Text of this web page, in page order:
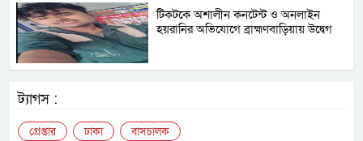
টিকটকে অশালীন কনটেন্ট ও অনলাইন
হয়রানির অভিযোগে ব্রাহ্মণবাড়িয়ায় উদ্বেগ
ট্যাগস :
গ্ৰেপ্তার ঢাকা বাসচালক